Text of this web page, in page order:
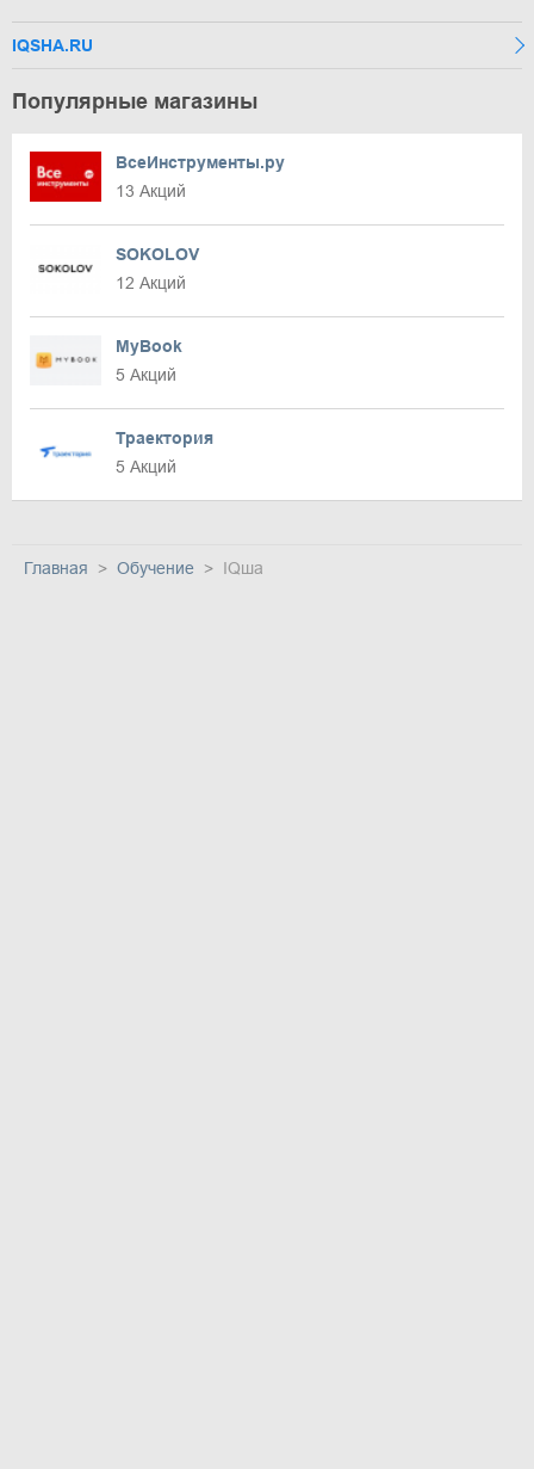
IQSHA.RU
Популярные магазины
ВсеИнструменты.ру
13 Акций
SOKOLOV
12 Акций
MyBook
5 Акций
Траектория
5 Акций
Главная Обучение IQша